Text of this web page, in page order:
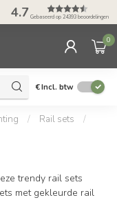
50 dagen
met Klarna
4.7 Gebaseerd op 24393 beoordelingen
0
€Incl. btw
/ Rail sets
/
trendy rail sets
met gekleurde rail